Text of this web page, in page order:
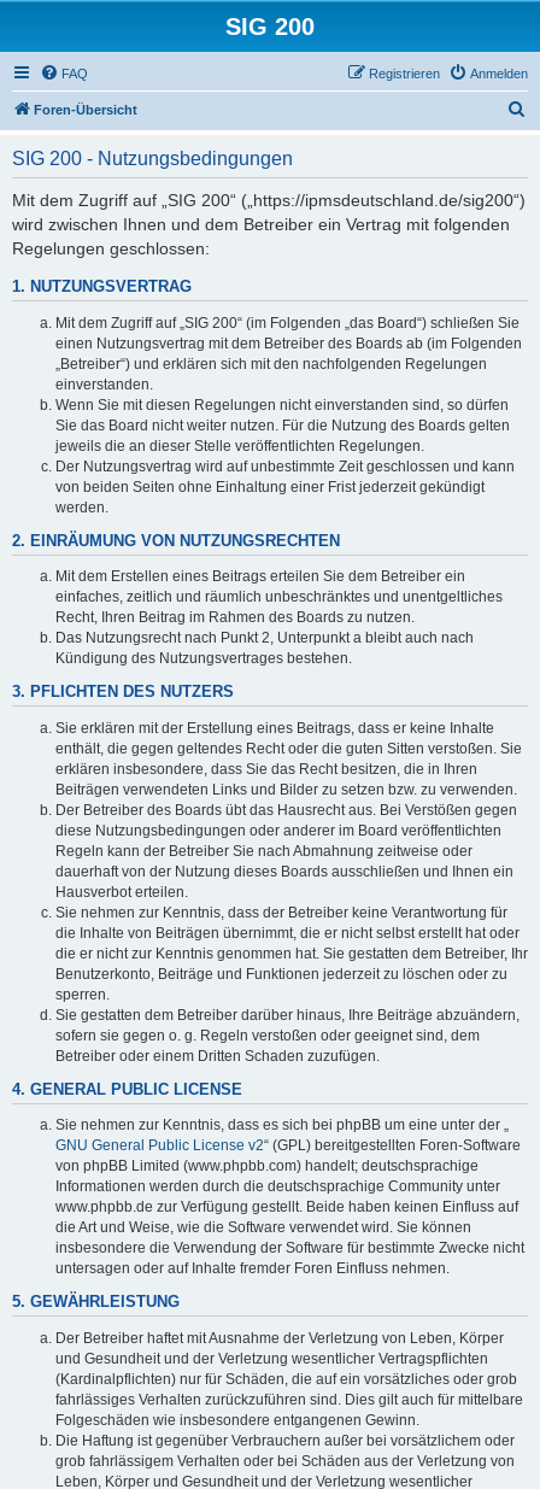
SIG 200
FAQ Anmelden
Registrieren
Foren-Übersicht
SIG 200 - Nutzungsbedingungen
Mit dem Zugriff auf „SIG 200“ („https://ipmsdeutschland.de/sig200“)
wird zwischen Ihnen und dem Betreiber ein Vertrag mit folgenden
Regelungen geschlossen:
1. NUTZUNGSVERTRAG
Mit dem Zugriff auf „SIG 200“ (im Folgenden „das Board“) schließen Sie
einen Nutzungsvertrag mit dem Betreiber des Boards ab (im Folgenden
„Betreiber“) und erklären sich mit den nachfolgenden Regelungen
einverstanden.
Wenn Sie mit diesen Regelungen nicht einverstanden sind, so dürfen
Sie das Board nicht weiter nutzen. Für die Nutzung des Boards gelten
jeweils die an dieser Stelle veröffentlichten Regelungen.
Der Nutzungsvertrag wird auf unbestimmte Zeit geschlossen und kann
von beiden Seiten ohne Einhaltung einer Frist jederzeit gekündigt
werden.
2. EINRÄUMUNG VON NUTZUNGSRECHTEN
Mit dem Erstellen eines Beitrags erteilen Sie dem Betreiber ein
einfaches, zeitlich und räumlich unbeschränktes und unentgeltliches
Recht, Ihren Beitrag im Rahmen des Boards zu nutzen.
Das Nutzungsrecht nach Punkt 2, Unterpunkt a bleibt auch nach
Kündigung des Nutzungsvertrages bestehen.
3. PFLICHTEN DES NUTZERS
Sie erklären mit der Erstellung eines Beitrags, dass er keine Inhalte
enthält, die gegen geltendes Recht oder die guten Sitten verstoßen. Sie
erklären insbesondere, dass Sie das Recht besitzen, die in Ihren
Beiträgen verwendeten Links und Bilder zu setzen bzw. zu verwenden.
Der Betreiber des Boards übt das Hausrecht aus. Bei Verstößen gegen
diese Nutzungsbedingungen oder anderer im Board veröffentlichten
Regeln kann der Betreiber Sie nach Abmahnung zeitweise oder
dauerhaft von der Nutzung dieses Boards ausschließen und Ihnen ein
Hausverbot erteilen.
Sie nehmen zur Kenntnis, dass der Betreiber keine Verantwortung für
die Inhalte von Beiträgen übernimmt, die er nicht selbst erstellt hat oder
die er nicht zur Kenntnis genommen hat. Sie gestatten dem Betreiber, Ihr
Benutzerkonto, Beiträge und Funktionen jederzeit zu löschen oder zu
sperren.
Sie gestatten dem Betreiber darüber hinaus, Ihre Beiträge abzuändern,
sofern sie gegen o. g. Regeln verstoßen oder geeignet sind, dem
Betreiber oder einem Dritten Schaden zuzufügen.
4. GENERAL PUBLIC LICENSE
Sie nehmen zur Kenntnis, dass es sich bei phpBB um eine unter der „
GNU General Public License v2“ (GPL) bereitgestellten Foren-Software
von phpBB Limited (www.phpbb.com) handelt; deutschsprachige
Informationen werden durch die deutschsprachige Community unter
www.phpbb.de zur Verfügung gestellt. Beide haben keinen Einfluss auf
die Art und Weise, wie die Software verwendet wird. Sie können
insbesondere die Verwendung der Software für bestimmte Zwecke nicht
untersagen oder auf Inhalte fremder Foren Einfluss nehmen.
5. GEWÄHRLEISTUNG
Der Betreiber haftet mit Ausnahme der Verletzung von Leben, Körper
und Gesundheit und der Verletzung wesentlicher Vertragspflichten
(Kardinalpflichten) nur für Schäden, die auf ein vorsätzliches oder grob
fahrlässiges Verhalten zurückzuführen sind. Dies gilt auch für mittelbare
Folgeschäden wie insbesondere entgangenen Gewinn.
Die Haftung ist gegenüber Verbrauchern außer bei vorsätzlichem oder
grob fahrlässigem Verhalten oder bei Schäden aus der Verletzung von
Leben, Körper und Gesundheit und der Verletzung wesentlicher